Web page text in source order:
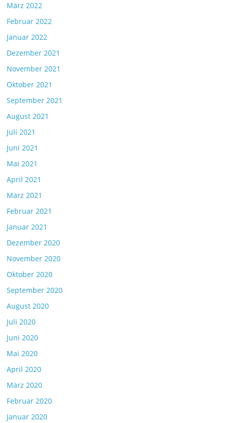
März 2022
Februar 2022
Januar 2022
Dezember 2021
November 2021
Oktober 2021
September 2021
August 2021
Juli 2021
Juni 2021
Mai 2021
April 2021
März 2021
Februar 2021
Januar 2021
Dezember 2020
November 2020
Oktober 2020
September 2020
August 2020
Juli 2020
Juni 2020
Mai 2020
April 2020
März 2020
Februar 2020
Januar 2020